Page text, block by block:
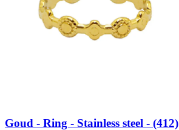
Goud - Ring - Stainless steel - (412)